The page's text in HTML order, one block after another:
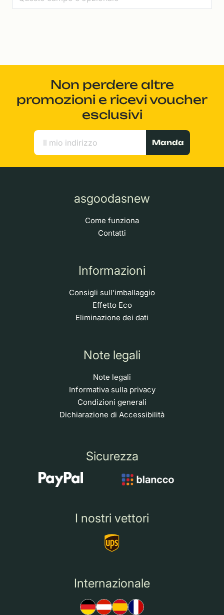
Non perdere altre
promozioni e ricevi voucher
esclusivi
Manda
asgoodasnew
Come funziona
Contatti
Informazioni
Consigli sull'imballaggio
Effetto Eco
Eliminazione dei dati
Note legali
Note legali
Informativa sulla privacy
Condizioni generali
Dichiarazione di Accessibilità
Sicurezza
I nostri vettori
Internazionale